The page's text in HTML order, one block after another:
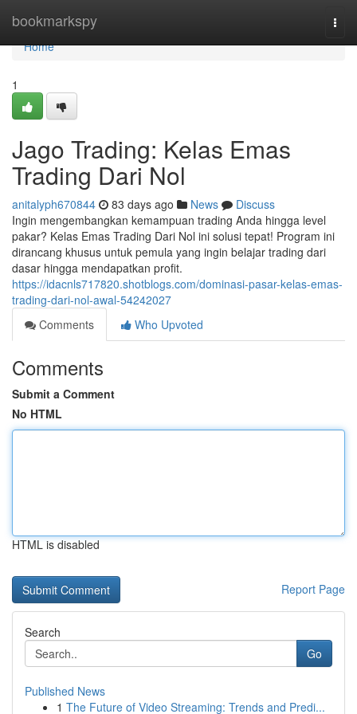
bookmarkspy
Home
Home
1
Jago Trading: Kelas Emas
Trading Dari Nol
anitalyph670844 83 days ago News
Discuss
Ingin mengembangkan kemampuan trading Anda hingga level
pakar? Kelas Emas Trading Dari Nol ini solusi tepat! Program ini
dirancang khusus untuk pemula yang ingin belajar trading dari
dasar hingga mendapatkan profit.
https://idacnls717820.shotblogs.com/dominasi-pasar-kelas-emas-
trading-dari-nol-awal-54242027
Comments
Who Upvoted
Comments
Submit a Comment
No HTML
HTML is disabled
Report Page
Search
Go
Published News
1 The Future of Video Streaming: Trends and Predi...